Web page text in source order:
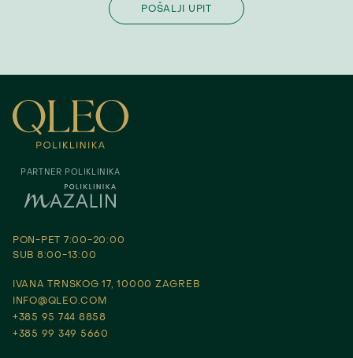
PARTNER POLIKLINIKA
PON-PET 7:00-20:00
SUB 8:00-13:00
IVANA TRNSKOG 17, 10000 ZAGREB
INFO@QLEO.COM
+385 95 744 8858
+385 99 349 5660